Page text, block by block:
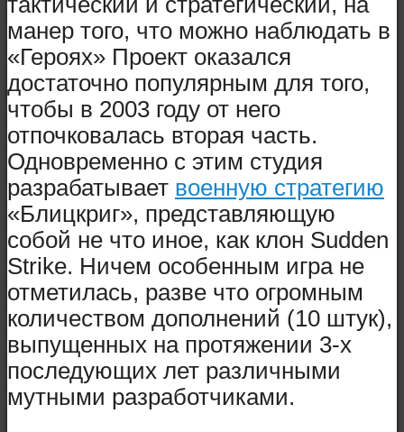
манер того, что можно наблюдать в
«Героях» Проект оказался
достаточно популярным для того,
чтобы в 2003 году от него
отпочковалась вторая часть.
Одновременно с этим студия
разрабатывает военную стратегию
«Блицкриг», представляющую
собой не что иное, как клон Sudden
Strike. Ничем особенным игра не
отметилась, разве что огромным
количеством дополнений (10 штук),
выпущенных на протяжении 3-х
последующих лет различными
мутными разработчиками.